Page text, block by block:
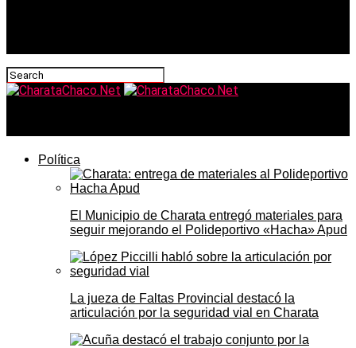
Política
El Municipio de Charata entregó materiales para
seguir mejorando el Polideportivo «Hacha» Apud
La jueza de Faltas Provincial destacó la
articulación por la seguridad vial en Charata